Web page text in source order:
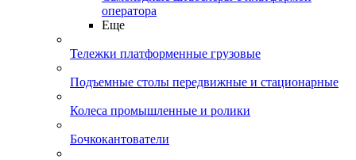
оператора
Еще
Тележки платформенные грузовые
Подъемные столы передвижные и стационарные
Колеса промышленные и ролики
Бочкокантователи